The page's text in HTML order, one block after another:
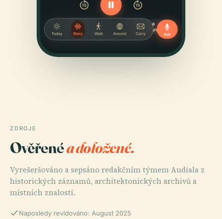
ZDROJE
Ověřenéa doložené.
Vyrešeršováno a sepsáno redakčním týmem Audiala z
historických záznamů, architektonických archivů a
místních znalostí.
Naposledy revidováno: August 2025